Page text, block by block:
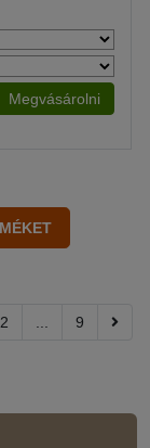
Megvásárolni
2 9